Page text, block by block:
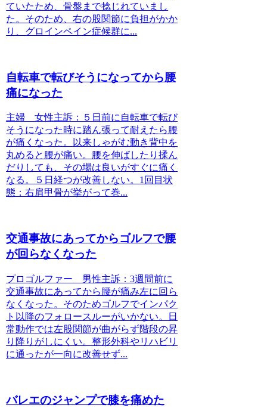
ていたため、骨盤まで捻じれていまし
た。そのため、右の股関節に負担がかか
り、グロインペイン症候群に...
自転車で転びそうになってから腰
痛になった
主婦 女性主訴：５日前に自転車で転び
そうになった時に踏ん張って耐えたら腰
が痛くなった。以来しゃがむ動き背中を
丸めると腰が痛い。腰を伸ばしたり揉ん
だりしても、その場は良いがすぐに痛く
なる。５日経つが改善しない。1回目状
態：右肩甲骨が挙がって巻...
交通事故にあってからゴルフで腰
が回らなくなった
プロゴルファー 男性主訴：3週間前に
交通事故にあってから腰が痛み左に回ら
なくなった。そのためゴルフでインパク
ト以降のフォロースルーがいかない。日
常動作では左股関節が曲がらず階段の昇
り降りがしにくい。整形外科やリハビリ
に通ったが一向に改善せず...
バレエのジャンプで膝を痛めた